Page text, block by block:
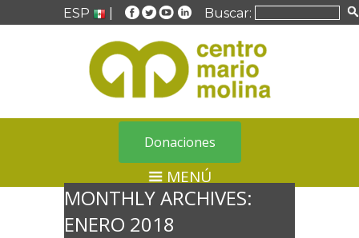
ESP Buscar:
Donaciones
MENÚ
MONTHLY ARCHIVES:
ENERO 2018